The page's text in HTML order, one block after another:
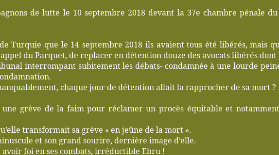
de lutte le 10 septembre 2018 devant la 37e chambre pénale
Turquie que le 14 septembre 2018 ils avaient tous été libérés, mais
du Parquet, de replacer en détention douze des avocats libérés dont
interrompant subitement les débats- condamnée à une lourde
chaque jour de détention allait la rapprocher de sa mort ?
grève de la faim pour réclamer un procès équitable et
transformait sa grève « en jeûne de la mort ».
et son grand sourire, dernière image d’elle.
foi en ses combats, irréductible Ebru !